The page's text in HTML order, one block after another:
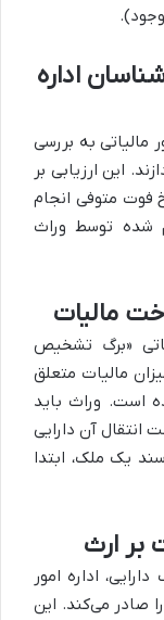
اداره
مالیاتی به بررسی
این ارزیابی بر
فوت متوفی انجام
شده توسط وراث
«برگ تشخیص
مالیات متعلق
است. وراث باید
انتقال آن دارایی
یک ملک، ابتدا
اداره امور
را صادر می‌کند. این